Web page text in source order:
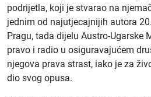
podrijetla, koji je stvarao na
jednim od najutjecajnijih autora
Pragu, tada dijelu Austro-Ugarske
pravo i radio u osiguravajućem
njegova prava strast, iako je za
dio svog opusa.